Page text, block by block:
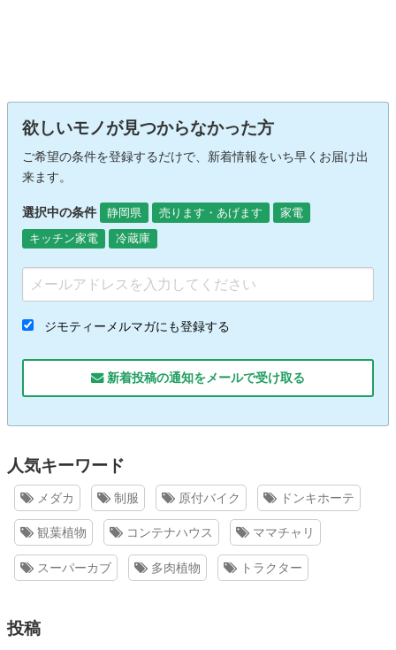
欲しいモノが見つからなかった方
ご希望の条件を登録するだけで、新着情報をいち早くお届け出
来ます。
選択中の条件 静岡県 売ります・あげます
家電
キッチン家電
冷蔵庫
ジモティーメルマガにも登録する
新着投稿の通知をメールで受け取る
人気キーワード
メダカ 制服 原付バイク ドンキホーテ
観葉植物 コンテナハウス ママチャリ
スーパーカブ 多肉植物 トラクター
投稿